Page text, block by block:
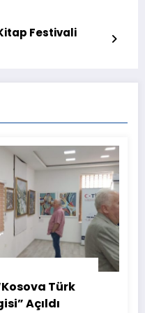
Festivali
Türk
Açıldı